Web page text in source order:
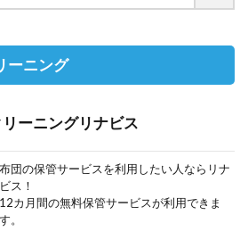
ーニング
ーニングリナビス
布団の保管サービスを利用したい人ならリナ
ビス！
12カ月間の無料保管サービスが利用できま
す。